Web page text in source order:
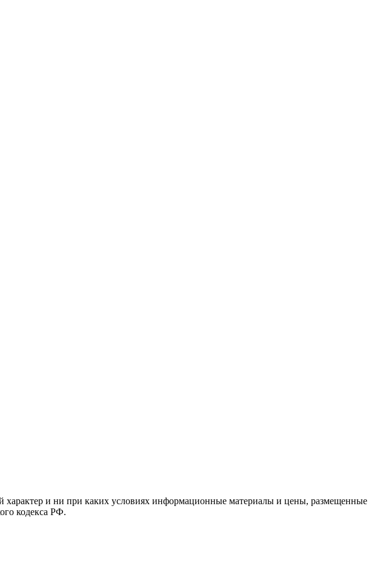
и ни при каких условиях информационные материалы и цены, размещенные
кодекса РФ.